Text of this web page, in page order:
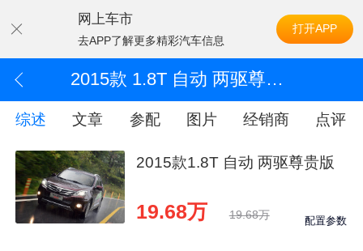
网上车市
去APP了解更多精彩汽车信息
打开APP
2015款 1.8T 自动 两驱尊贵版
综述 文章 参配 图片 经销商 点评
2015款1.8T 自动 两驱尊贵版
19.68万 19.68万 配置参数